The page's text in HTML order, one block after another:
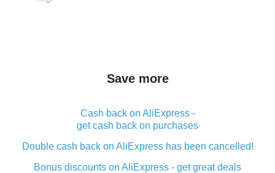
Save more
Cash back on AliExpress -
get cash back on purchases
Double cash back on AliExpress has been cancelled!
Bonus discounts on AliExpress - get great deals